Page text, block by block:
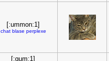
[:ummon:1]
chat blase perplexe
[:gum:1]